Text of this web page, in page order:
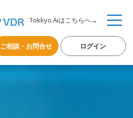
Tokkyo.Aiはこちらへ→
ご相談・お問合せ ログイン